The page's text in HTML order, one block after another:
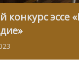
конкурс эссе